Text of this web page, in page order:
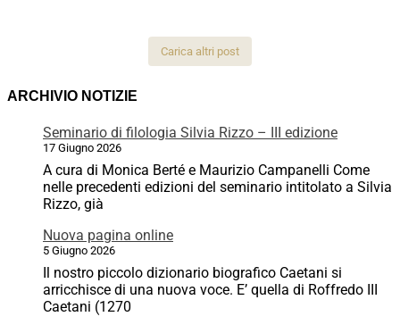
Carica altri post
ARCHIVIO NOTIZIE
Seminario di filologia Silvia Rizzo – III edizione
17 Giugno 2026
A cura di Monica Berté e Maurizio Campanelli Come
nelle precedenti edizioni del seminario intitolato a Silvia
Rizzo, già
Nuova pagina online
5 Giugno 2026
Il nostro piccolo dizionario biografico Caetani si
arricchisce di una nuova voce. E’ quella di Roffredo III
Caetani (1270